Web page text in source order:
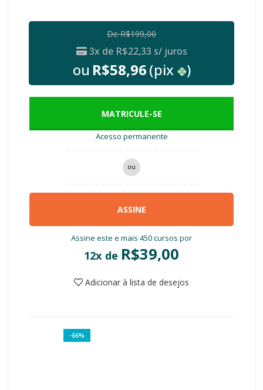
DeR$199,00
3x de R$22,33 s/ juros
ou R$58,96(pix )
MATRICULE-SE
Acesso permanente
ou
ASSINE
Assine este e mais 450 cursos por
12x de R$39,00
Adicionar à lista de desejos
-66%